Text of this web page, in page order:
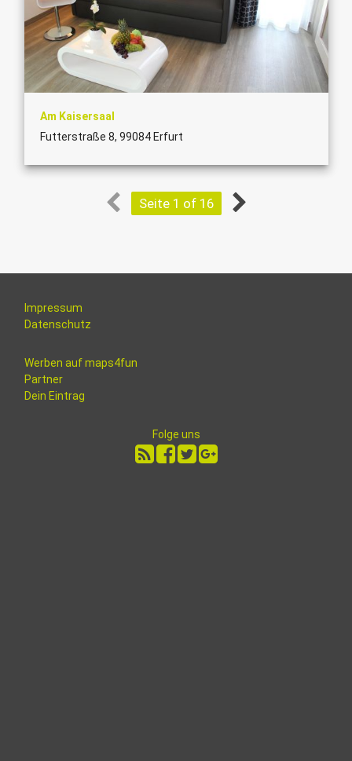
Am Kaisersaal
Futterstraße 8, 99084 Erfurt
Seite 1 of 16
Impressum
Datenschutz
Werben auf maps4fun
Partner
Dein Eintrag
Folge uns